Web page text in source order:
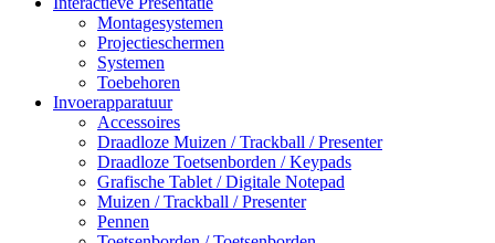
Montagesystemen
Projectieschermen
Systemen
Toebehoren
Invoerapparatuur
Accessoires
Draadloze Muizen / Trackball / Presenter
Draadloze Toetsenborden / Keypads
Grafische Tablet / Digitale Notepad
Muizen / Trackball / Presenter
Pennen